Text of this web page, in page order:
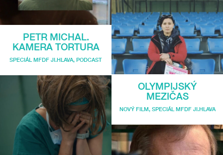
PETR MICHAL.
KAMERA TORTURA
SPECIÁL MFDF JI.HLAVA, PODCAST
OLYMPIJSKÝ
MEZIČAS
NOVÝ FILM, SPECIÁL MFDF JI.HLAVA